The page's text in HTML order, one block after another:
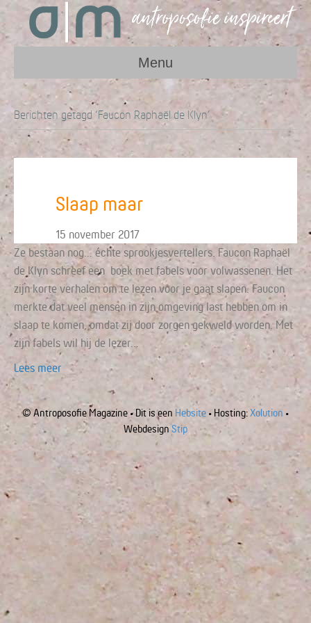
Menu
Berichten getagd ‘Faucon Raphaël de Klyn’
Slaap maar
15 november 2017
Ze bestaan nog… échte sprookjesvertellers. Faucon Raphaël
de Klyn schreef een boek met fabels voor volwassenen. Het
zijn korte verhalen om te lezen voor je gaat slapen. Faucon
merkte dat veel mensen in zijn omgeving last hebben om in
slaap te komen, omdat zij door zorgen gekweld worden. Met
zijn fabels wil hij de lezer…
Lees meer
© Antroposofie Magazine • Dit is een Hebsite • Hosting:Xolution •
Webdesign Stip